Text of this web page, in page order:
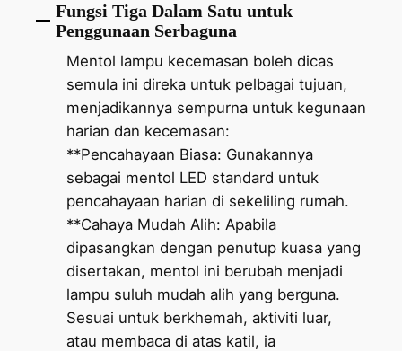
Fungsi Tiga Dalam Satu untuk
Penggunaan Serbaguna
Mentol lampu kecemasan boleh dicas
semula ini direka untuk pelbagai tujuan,
menjadikannya sempurna untuk kegunaan
harian dan kecemasan:
**Pencahayaan Biasa: Gunakannya
sebagai mentol LED standard untuk
pencahayaan harian di sekeliling rumah.
**Cahaya Mudah Alih: Apabila
dipasangkan dengan penutup kuasa yang
disertakan, mentol ini berubah menjadi
lampu suluh mudah alih yang berguna.
Sesuai untuk berkhemah, aktiviti luar,
atau membaca di atas katil, ia